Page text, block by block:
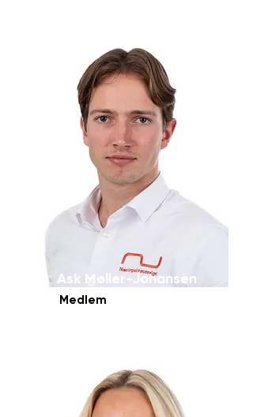
Ask Møller-Johansen
Medlem